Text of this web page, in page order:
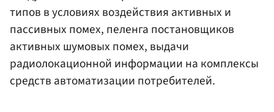
типов в условиях воздействия активных и
пассивных помех, пеленга постановщиков
активных шумовых помех, выдачи
радиолокационной информации на комплексы
средств автоматизации потребителей.